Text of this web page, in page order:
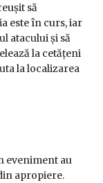
să
este în curs, iar
atacului și să
la cetățeni
la localizarea
eveniment au
apropiere.